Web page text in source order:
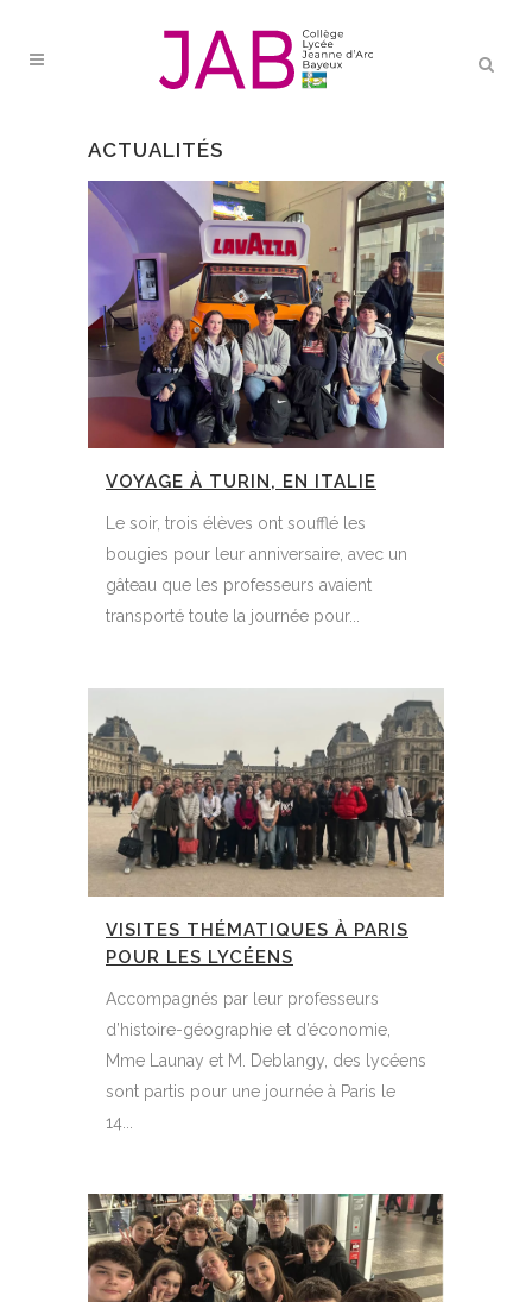
ACTUALITÉS
VOYAGE À TURIN, EN ITALIE
Le soir, trois élèves ont soufflé les
bougies pour leur anniversaire, avec un
gâteau que les professeurs avaient
transporté toute la journée pour...
VISITES THÉMATIQUES À PARIS
POUR LES LYCÉENS
Accompagnés par leur professeurs
d’histoire-géographie et d’économie,
Mme Launay et M. Deblangy, des lycéens
sont partis pour une journée à Paris le
14...